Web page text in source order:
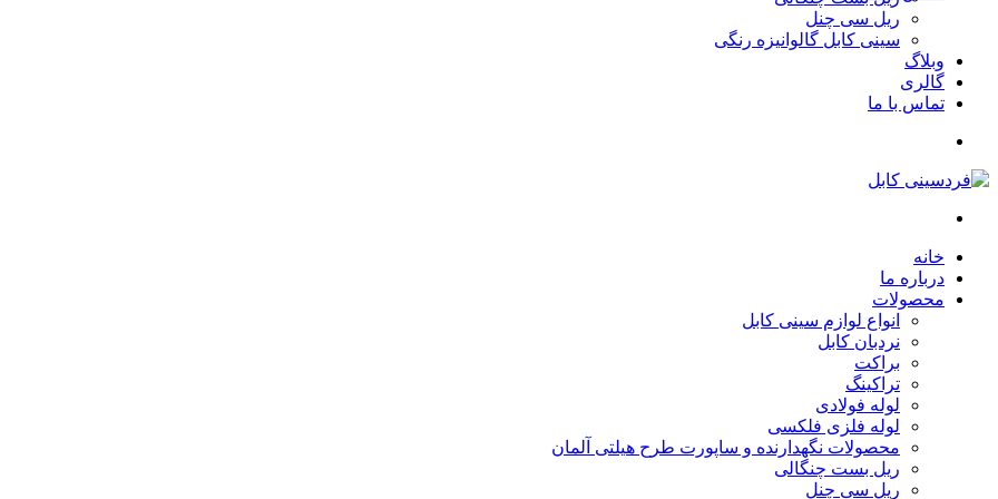
ریل سی چنل
سینی کابل گالوانیزه رنگی
وبلاگ
گالری
تماس با ما
خانه
درباره ما
محصولات
انواع لوازم سینی کابل
نردبان کابل
براکت
تراکینگ
لوله فولادی
لوله فلزی فلکسی
محصولات نگهدارنده و ساپورت طرح هیلتی آلمان
ریل بست چنگالی
ریل سی چنل